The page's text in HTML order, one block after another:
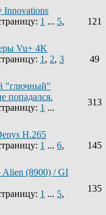
Innovations
1 ... 5,
121
Vu+ 4K
1 , 2, 3
49
"глючный"
попадался.
1 ...
313
H.265
1 ... 6,
145
Alien (8900) / GI
1 ... 5,
135